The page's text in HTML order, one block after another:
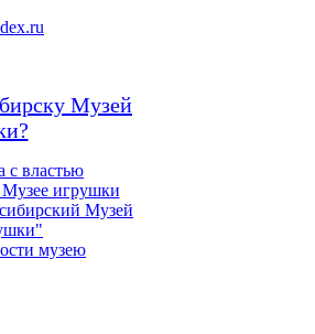
Музей
с властью
игрушки
Музей
музею